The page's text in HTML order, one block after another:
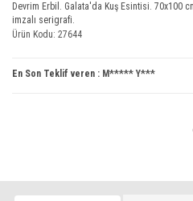
Devrim Erbil. Galata'da Kuş Esintisi. 70x100
imzalı serigrafi.
Ürün Kodu: 27644
En Son Teklif veren : M***** Y***